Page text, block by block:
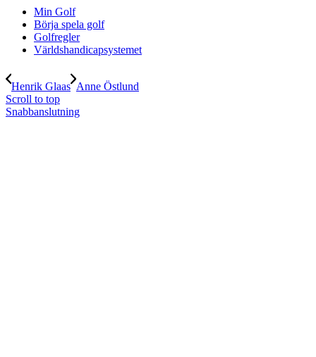
Min Golf
Börja spela golf
Golfregler
Världshandicapsystemet
Henrik Glaas Anne Östlund
Scroll to top
Snabbanslutning